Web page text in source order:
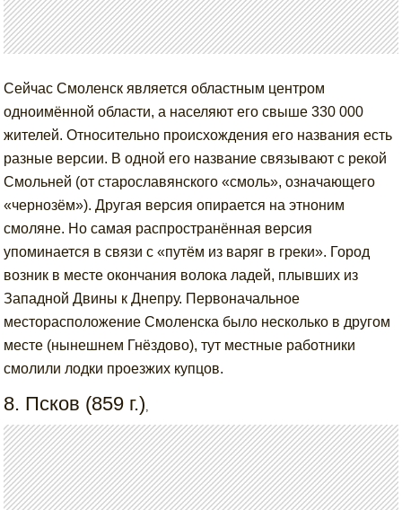
Сейчас Смоленск является областным центром
одноимённой области, а населяют его свыше 330 000
жителей. Относительно происхождения его названия есть
разные версии. В одной его название связывают с рекой
Смольней (от старославянского «смоль», означающего
«чернозём»). Другая версия опирается на этноним
смоляне. Но самая распространённая версия
упоминается в связи с «путём из варяг в греки». Город
возник в месте окончания волока ладей, плывших из
Западной Двины к Днепру. Первоначальное
месторасположение Смоленска было несколько в другом
месте (нынешнем Гнёздово), тут местные работники
смолили лодки проезжих купцов.
8. Псков (859 г.)